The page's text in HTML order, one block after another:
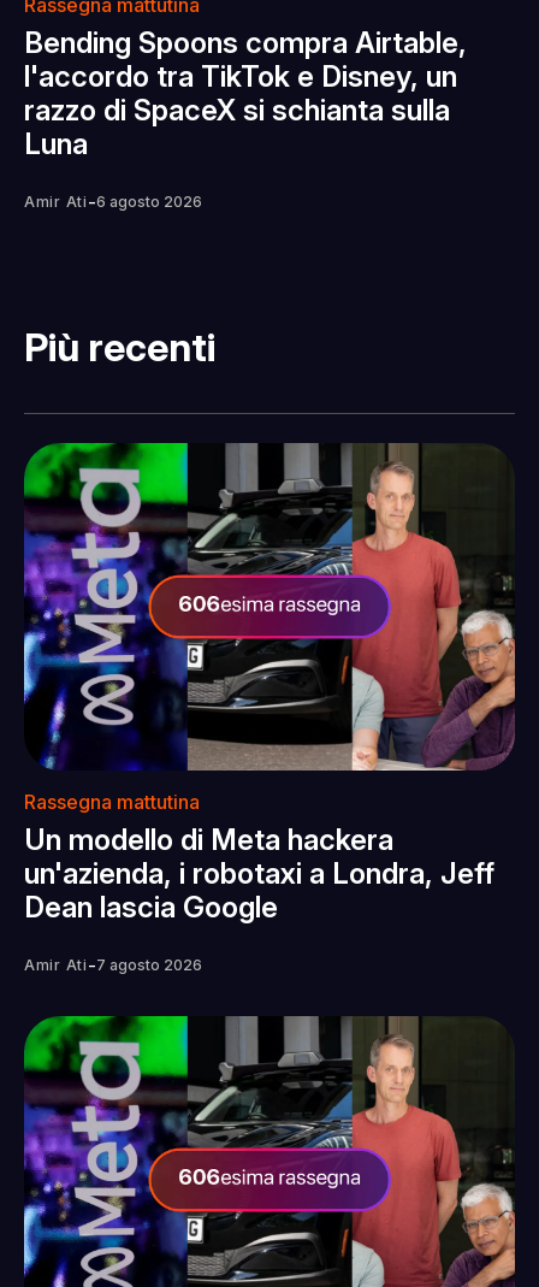
Rassegna mattutina
Bending Spoons compra Airtable,
l'accordo tra TikTok e Disney, un
razzo di SpaceX si schianta sulla
Luna
Amir Ati -6 agosto 2026
Più recenti
Rassegna mattutina
Un modello di Meta hackera
un'azienda, i robotaxi a Londra, Jeff
Dean lascia Google
Amir Ati -7 agosto 2026